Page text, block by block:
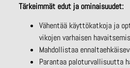
Tärkeimmät edut ja ominaisuudet:
Vähentää käyttökatkoja ja
vikojen varhaisen
Mahdollistaa
Parantaa paloturvallisuutta